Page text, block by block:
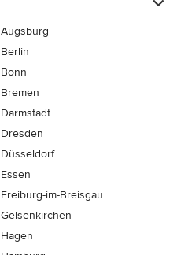
Augsburg
Berlin
Bonn
Bremen
Darmstadt
Dresden
Düsseldorf
Essen
Freiburg-im-Breisgau
Gelsenkirchen
Hagen